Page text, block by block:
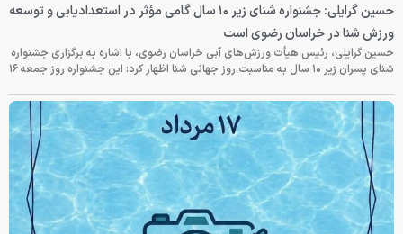
حسین گرایلی: جشنواره شنای زیر ۱۰ سال گامی مؤثر در استعدادیابی و توسعه
ورزش شنا در خراسان رضوی است
حسین گرایلی، رئیس هیأت ورزش‌های آبی خراسان رضوی، با اشاره به برگزاری جشنواره
شنای پسران زیر ۱۰ سال به مناسبت روز جهانی شنا اظهار کرد: این جشنواره روز جمعه‌ ۱۶